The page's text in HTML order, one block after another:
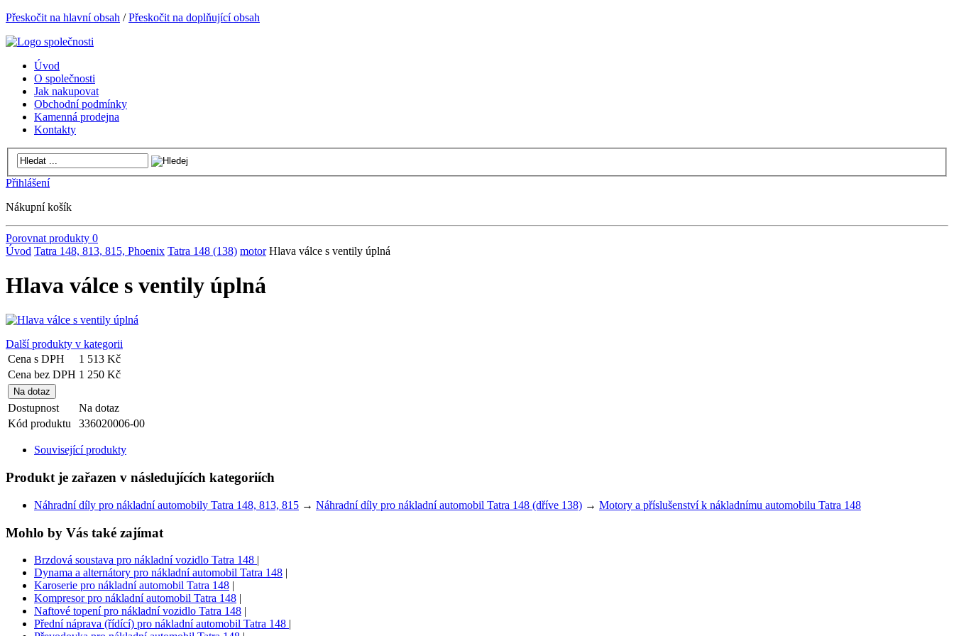
Přeskočit na hlavní obsah /Přeskočit na doplňující obsah
Úvod
O společnosti
Jak nakupovat
Obchodní podmínky
Kamenná prodejna
Kontakty
Přihlášení
Nákupní košík
Porovnat produkty 0
Úvod Tatra 148, 813, 815, Phoenix Tatra 148 (138) motor Hlava válce s ventily úplná
Hlava válce s ventily úplná
Další produkty v kategorii
Cena s DPH
1 513 Kč
Cena bez DPH 1 250 Kč
Dostupnost
Na dotaz
Kód produktu
336020006-00
Související produkty
Produkt je zařazen v následujících kategoriích
Náhradní díly pro nákladní automobily Tatra 148, 813, 815 → Náhradní díly pro nákladní automobil Tatra 148 (dříve 138) → Motory a příslušenství k nákladnímu automobilu Tatra 148
Mohlo by Vás také zajímat
Brzdová soustava pro nákladní vozidlo Tatra 148 |
Dynama a alternátory pro nákladní automobil Tatra 148 |
Karoserie pro nákladní automobil Tatra 148 |
Kompresor pro nákladní automobil Tatra 148 |
Naftové topení pro nákladní vozidlo Tatra 148 |
Přední náprava (řídící) pro nákladní automobil Tatra 148 |